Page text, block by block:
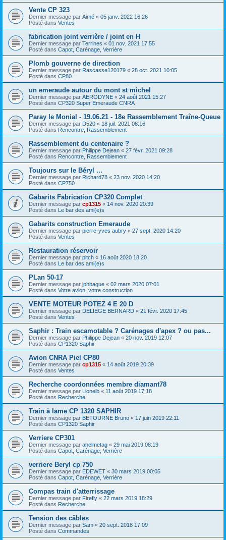
Vente CP 323
Dernier message par Aimé « 05 janv. 2022 16:26
Posté dans Ventes
fabrication joint verrière / joint en H
Dernier message par Terrines « 01 nov. 2021 17:55
Posté dans Capot, Carénage, Verrière
Plomb gouverne de direction
Dernier message par Rascasse120179 « 28 oct. 2021 10:05
Posté dans CP80
un emeraude autour du mont st michel
Dernier message par AERODYNE « 24 août 2021 15:27
Posté dans CP320 Super Emeraude CNRA
Paray le Monial - 19.06.21 - 18e Rassemblement Traîne-Queue
Dernier message par D520 « 18 juil. 2021 08:16
Posté dans Rencontre, Rassemblement
Rassemblement du centenaire ?
Dernier message par Philippe Dejean « 27 févr. 2021 09:28
Posté dans Rencontre, Rassemblement
Toujours sur le Béryl ...
Dernier message par Richard78 « 23 nov. 2020 14:20
Posté dans CP750
Gabarits Fabrication CP320 Complet
Dernier message par cp1315 « 14 nov. 2020 20:39
Posté dans Le bar des ami(e)s
Gabarits construction Emeraude
Dernier message par pierre-yves aubry « 27 sept. 2020 14:20
Posté dans Ventes
Restauration réservoir
Dernier message par pitch « 16 août 2020 18:20
Posté dans Le bar des ami(e)s
PLan 50-17
Dernier message par jphbague « 02 mars 2020 07:01
Posté dans Votre avion, votre construction
VENTE MOTEUR POTEZ 4 E 20 D
Dernier message par DELIEGE BERNARD « 21 févr. 2020 17:45
Posté dans Ventes
Saphir : Train escamotable ? Carénages d'apex ? ou pas...
Dernier message par Philippe Dejean « 20 nov. 2019 12:07
Posté dans CP1320 Saphir
Avion CNRA Piel CP80
Dernier message par cp1315 « 14 août 2019 20:39
Posté dans Ventes
Recherche coordonnées membre diamant78
Dernier message par Lionelb « 11 août 2019 17:18
Posté dans Recherche
Train à lame CP 1320 SAPHIR
Dernier message par BETOURNE Bruno « 17 juin 2019 22:11
Posté dans CP1320 Saphir
Verriere CP301
Dernier message par ahelmetag « 29 mai 2019 08:19
Posté dans Capot, Carénage, Verrière
verriere Beryl cp 750
Dernier message par EDEWET « 30 mars 2019 00:05
Posté dans Capot, Carénage, Verrière
Compas train d'atterrissage
Dernier message par Firefly « 22 mars 2019 18:29
Posté dans Recherche
Tension des câbles
Dernier message par Sam « 20 sept. 2018 17:09
Posté dans Commandes